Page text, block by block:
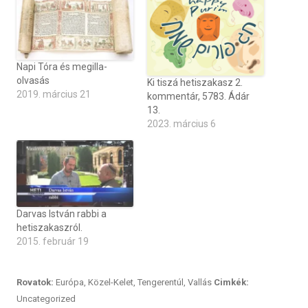
Napi Tóra és megilla-
olvasás
2019. március 21
Ki tiszá hetiszakasz 2.
kommentár, 5783. Ádár
13.
2023. március 6
Darvas István rabbi a
hetiszakaszról.
2015. február 19
Rovatok: Európa, Közel-Kelet, Tengerentúl , Vallás Cimkék:
Uncategorized